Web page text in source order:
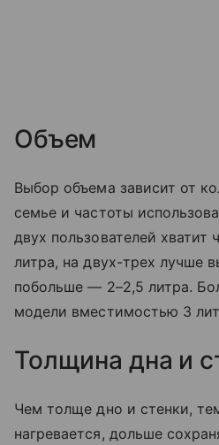
Объем
Выбор объема зависит от
семье и частоты
двух пользователей хватит
литра, на двух-трех лучше
побольше — 2–2,5 литра.
модели вместимостью 3
Толщина дна и
Чем толще дно и стенки,
нагревается, дольше